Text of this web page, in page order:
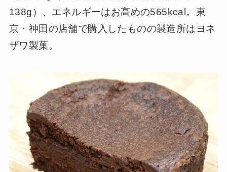
138g）、エネルギーはお高めの565kcal。東
京・神田の店舗で購入したものの製造所はヨネ
ザワ製菓。